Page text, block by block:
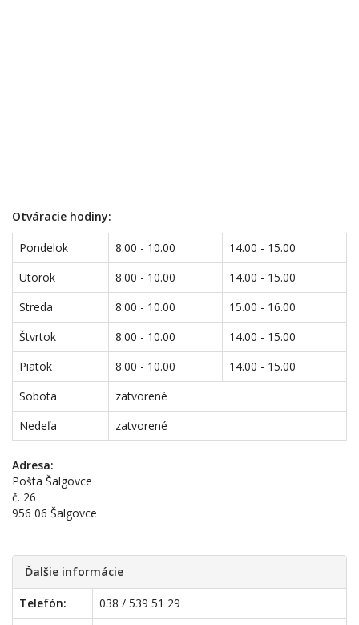
Otváracie hodiny:
Pondelok 8.00 - 10.00
14.00 - 15.00
Utorok
8.00 - 10.00
14.00 - 15.00
Streda
8.00 - 10.00
15.00 - 16.00
Štvrtok
8.00 - 10.00
14.00 - 15.00
Piatok
8.00 - 10.00
14.00 - 15.00
Sobota
zatvorené
Nedeľa
zatvorené
Adresa:
Pošta Šalgovce
č. 26
956 06 Šalgovce
Ďalšie informácie
Telefón:
038 / 539 51 29